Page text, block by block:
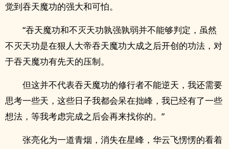
觉到吞天魔功的强大和可怕。
“吞天魔功和不灭天功孰强孰弱并不能够判定，虽然
不灭天功是在狠人大帝吞天魔功大成之后开创的功法，对
于吞天魔功有先天的压制。
但这并不代表吞天魔功的修行者不能逆天，我还需要
思考一些天，这些日子我都会呆在拙峰，我已经有了一些
想法，等我考虑完成之后会再来找你的。”
张亮化为一道青烟，消失在星峰，华云飞愣愣的看着